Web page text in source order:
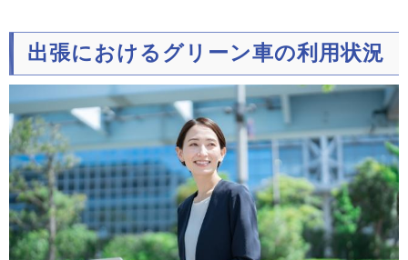
出張におけるグリーン車の利用状況